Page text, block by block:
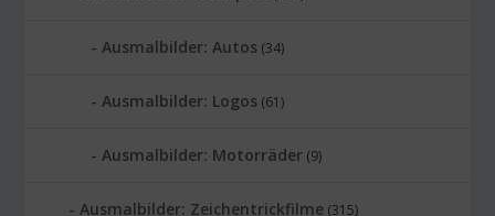
Ausmalbilder: Autos (34)
Ausmalbilder: Logos (61)
Ausmalbilder: Motorräder (9)
Ausmalbilder: Zeichentrickfilme (315)